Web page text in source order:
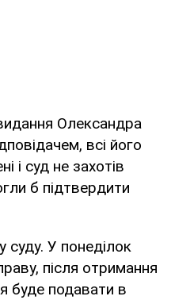
Олександра
всі його
і суд не захотів
б підтвердити
суду. У понеділок
після отримання
буде подавати в